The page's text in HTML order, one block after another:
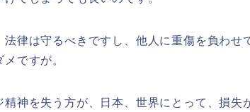
法律は守るべきですし、他人に重傷を負わせ
ですが。
精神を失う方が、日本、世界にとって、損失